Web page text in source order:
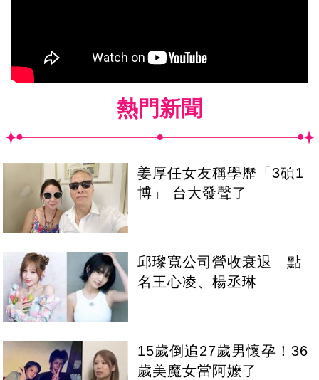
熱門新聞
姜厚任女友稱學歷「3碩1
博」 台大發聲了
邱瓈寬公司營收衰退 點
名王心凌、楊丞琳
15歲倒追27歲男懷孕！36
歲美魔女當阿嬤了